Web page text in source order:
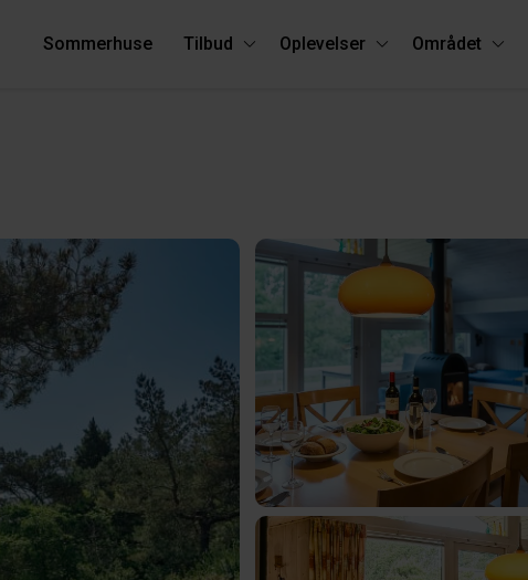
Sommerhuse Tilbud Oplevelser Området